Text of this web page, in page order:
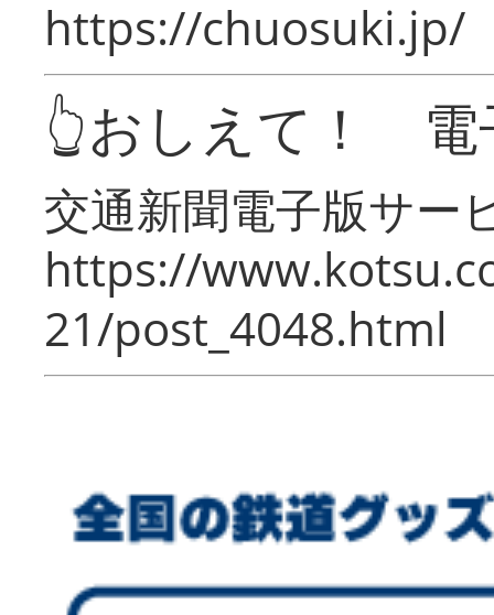
https://chuosuki.jp/
👆おしえて！ 電
交通新聞電子版サー
https://
21/post_4048.html